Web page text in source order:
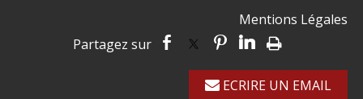
Mentions Légales
ECRIRE UN EMAIL